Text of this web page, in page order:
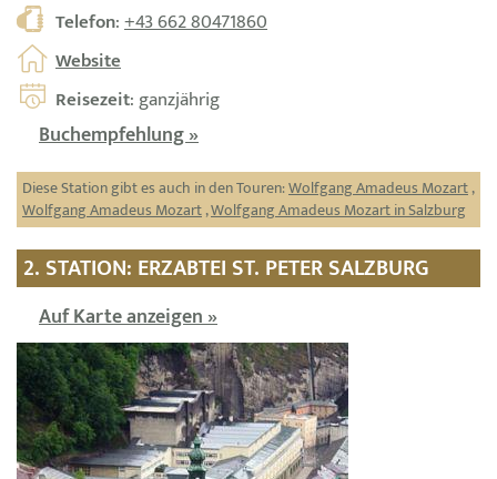
Telefon:+43 662 80471860
Website
Reisezeit: ganzjährig
Buchempfehlung »
Diese Station gibt es auch in den Touren:Wolfgang Amadeus Mozart,
Wolfgang Amadeus Mozart,Wolfgang Amadeus Mozart in Salzburg
2. STATION: ERZABTEI ST. PETER SALZBURG
Auf Karte anzeigen »